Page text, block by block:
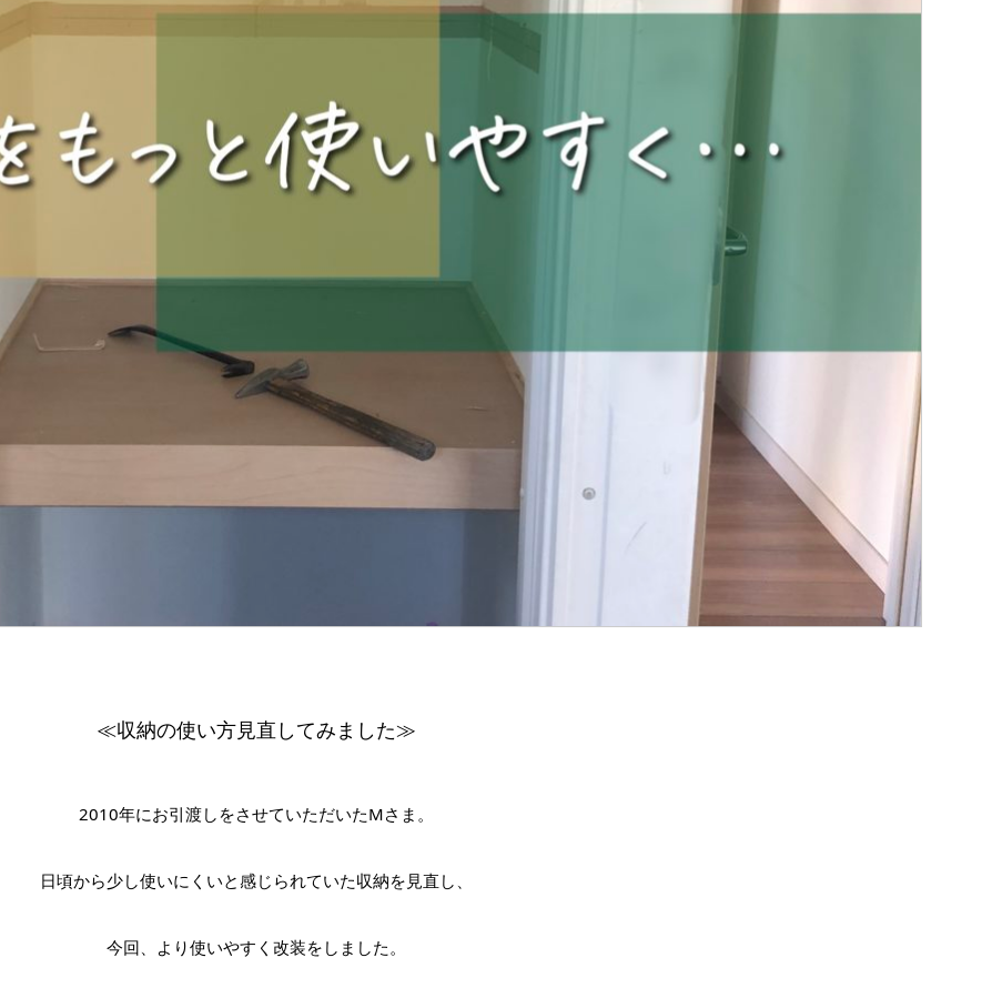
≪収納の使い方見直してみました≫
2010年にお引渡しをさせていただいたMさま。
日頃から少し使いにくいと感じられていた収納を見直し、
今回、より使いやすく改装をしました。